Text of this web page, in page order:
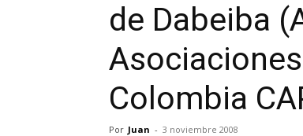
de Dabeiba
Colombia
Por Juan - 3 noviembre 2008